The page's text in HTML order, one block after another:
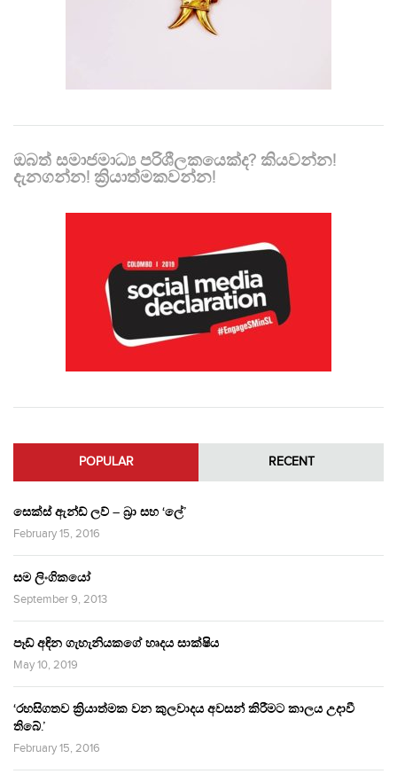
ඔබත් සමාජමාධ්‍ය පරිශීලකයෙක්ද? කියවන්න!
දැනගන්න! ක්‍රියාත්මකවන්න!
POPULAR RECENT
සෙක්ස් ඇන්ඩ් ලව් – බ්‍රා සහ ‘ලේ’
February 15, 2016
සම ලිංගිකයෝ
September 9, 2013
පෑඩ් අඳින ගැහැනියකගේ හෘදය සාක්ෂිය
May 10, 2019
‘රහසිගතව ක්‍රියාත්මක වන කුලවාදය අවසන් කිරීමට කාලය උදාවී
තිබේ.’
February 15, 2016